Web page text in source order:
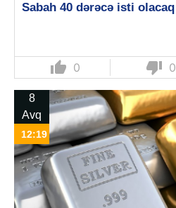
Sabah 40 dərəcə isti olacaq
thumb_up 0 thumb_down 0
8
Avq
12:19